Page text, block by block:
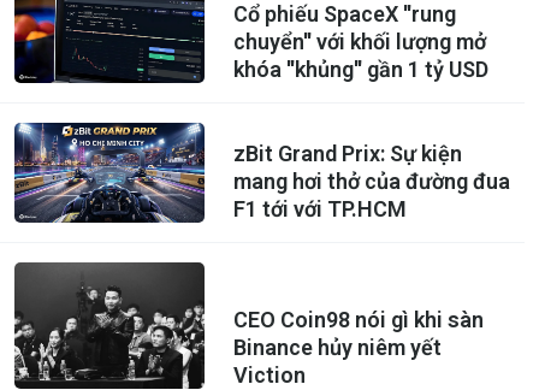
Cổ phiếu SpaceX ''rung
chuyển'' với khối lượng mở
khóa ''khủng'' gần 1 tỷ USD
zBit Grand Prix: Sự kiện
mang hơi thở của đường đua
F1 tới với TP.HCM
CEO Coin98 nói gì khi sàn
Binance hủy niêm yết
Viction